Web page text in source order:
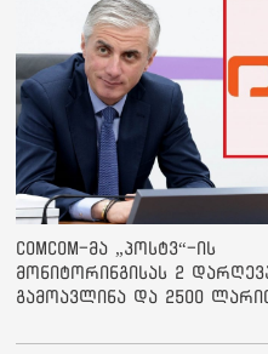
ComCom-მა „პოსტვ“-ის
მონიტორინგისას 2
გამოავლინა და 2500